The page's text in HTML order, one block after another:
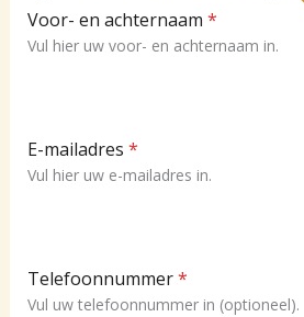
Voor- en achternaam *
Vul hier uw voor- en achternaam in.
E-mailadres *
Vul hier uw e-mailadres in.
Telefoonnummer*
Vul uw telefoonnummer in (optioneel).